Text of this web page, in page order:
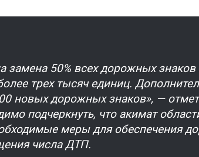
замена 50% всех дорожных знаков
трех тысяч единиц.
новых дорожных знаков», —
подчеркнуть, что акимат
меры для обеспечения
числа ДТП.